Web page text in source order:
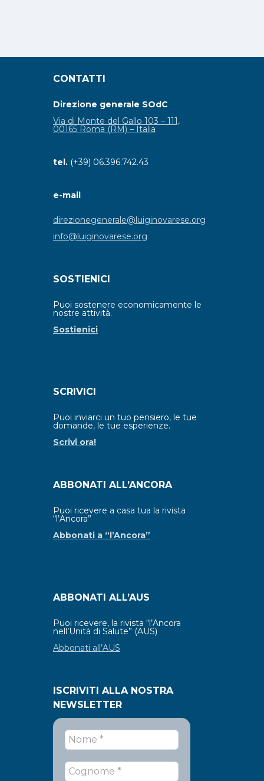
CONTATTI
Direzione generale SOdC
Via di Monte del Gallo 103 – 111,
00165 Roma (RM) – Italia
tel. (+39) 06.396.742.43
e-mail
direzionegenerale@luiginovarese.org
info@luiginovarese.org
SOSTIENICI
Puoi sostenere economicamente le
nostre attività.
Sostienici
SCRIVICI
Puoi inviarci un tuo pensiero, le tue
domande, le tue esperienze.
Scrivi ora!
ABBONATI ALL’ANCORA
Puoi ricevere a casa tua la rivista
“l’Ancora”
Abbonati a “l’Ancora”
ABBONATI ALL’AUS
Puoi ricevere, la rivista “l’Ancora
nell’Unità di Salute” (AUS)
Abbonati all’AUS
ISCRIVITI ALLA NOSTRA
NEWSLETTER